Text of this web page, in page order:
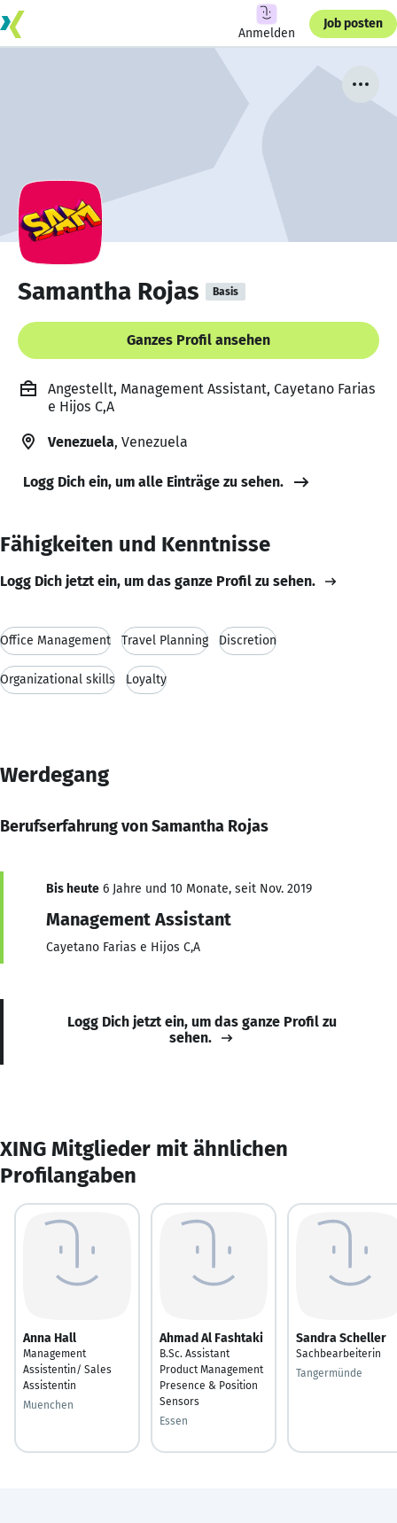
Anmelden
Job posten
Samantha Rojas Basis
Ganzes Profil ansehen
Angestellt, Management Assistant, Cayetano Farias
e Hijos C,A
Venezuela, Venezuela
Logg Dich ein, um alle Einträge zu sehen.
Fähigkeiten und Kenntnisse
Logg Dich jetzt ein, um das ganze Profil zu sehen.
Office Management Travel Planning Discretion
Organizational skills Loyalty
Werdegang
Berufserfahrung von Samantha Rojas
Bis heute 6 Jahre und 10 Monate, seit Nov. 2019
Management Assistant
Cayetano Farias e Hijos C,A
Logg Dich jetzt ein, um das ganze Profil zu
sehen.
XING Mitglieder mit ähnlichen
Profilangaben
Anna Hall
Management
Assistentin/ Sales
Assistentin
Muenchen
Ahmad Al Fashtaki
B.Sc. Assistant
Product Management
Presence & Position
Sensors
Essen
Sandra Scheller
Sachbearbeiterin
Tangermünde